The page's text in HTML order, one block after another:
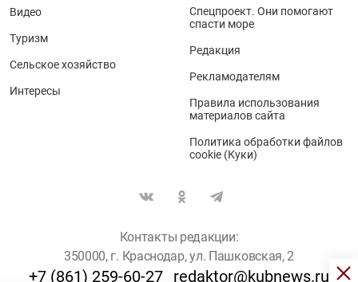
Видео
Туризм
Сельское хозяйство
Интересы
Спецпроект. Они помогают
спасти море
Редакция
Рекламодателям
Правила использования
материалов сайта
Политика обработки файлов
cookie (Куки)
Контакты редакции:
350000, г. Краснодар, ул. Пашковская, 2
+7 (861) 259-60-27 redaktor@kubnews.ru